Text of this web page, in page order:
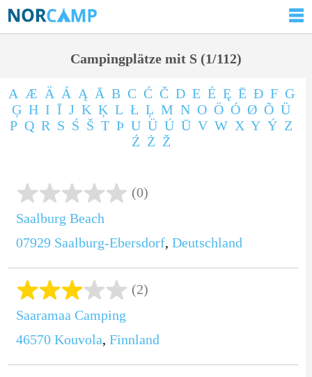
Campingplätze mit S (1/112)
A Æ Ä Á Ą Ā B C Ć Č D E É Ę Ē Ð F G
Ģ H I Ī J K Ķ L Ł Ļ M N O Ö Ó Ø Õ Ü
P Q R S Ś Š T Þ U Ü Ú Ū V W X Y Ý Z
Ź Ż Ž
(0)
Saalburg Beach
07929 Saalburg-Ebersdorf, Deutschland
(2)
Saaramaa Camping
46570 Kouvola, Finnland